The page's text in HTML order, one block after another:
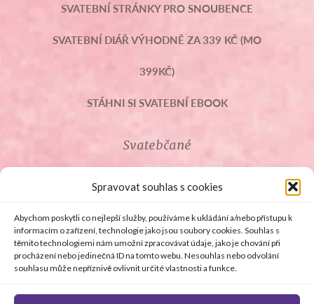
Spravovat souhlas s cookies
Abychom poskytli co nejlepší služby, používáme k ukládání a/nebo přístupu k
informacím o zařízení, technologie jako jsou soubory cookies. Souhlas s
těmito technologiemi nám umožní zpracovávat údaje, jako je chování při
procházení nebo jedinečná ID na tomto webu. Nesouhlas nebo odvolání
souhlasu může nepříznivě ovlivnit určité vlastnosti a funkce.
SVATEBNÍ STRÁNKY PRO SNOUBENCE
SVATEBNÍ DIÁŘ VÝHODNĚ ZA 339 KČ (MO
399KČ)
STÁHNI SI SVATEBNÍ EBOOK
Svatebčané
ROZCESTNÍK PRO SVATEBČANY
SVATEBNÍ PROSLOVY
SVATEBNÍ DARY